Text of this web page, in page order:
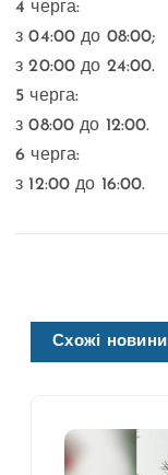
4 черга:
з 04:00 до 08:00;
з 20:00 до 24:00.
5 черга:
з 08:00 до 12:00.
6 черга:
з 12:00 до 16:00.
Схожі новини